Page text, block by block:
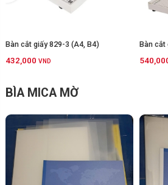
Bàn cắt giấy 829-3 (A4, B4)
432,000 VND
Bàn cắt
BÌA MICA MỜ